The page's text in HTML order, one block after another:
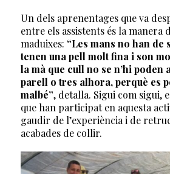
Un dels aprenentages que va
entre els assistents és la manera
maduixes: “Les mans no han de
tenen una pell molt fina i son
la mà que cull no se n’hi poden
parell o tres alhora, perquè es
malbé”, detalla. Sigui com sigui,
que han participat en aquesta
gaudir de l’experiència i de
acabades de collir.